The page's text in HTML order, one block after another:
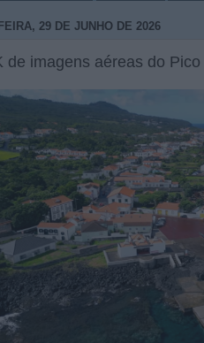
29 DE JUNHO DE 2026
de imagens aéreas do